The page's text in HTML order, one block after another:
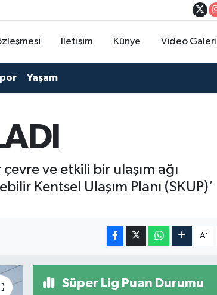
İletişim Künye Video Galeri
Yaşam
ve etkili bir ulaşım ağı
Kentsel Ulaşım Planı (SKUP)’
A-
Süper Lig Puan Durumu